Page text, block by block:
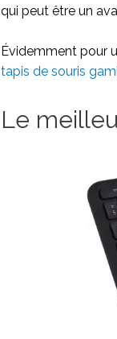
qui peut être un
Évidemment pour
tapis de souris
Le